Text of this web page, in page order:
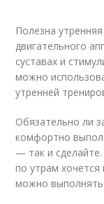
Полезна
двигательного
суставах и
можно
утренней
Обязательно ли
комфортно
— так и
по утрам
можно выполнять